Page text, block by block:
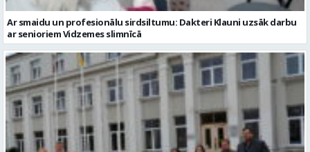
Ar smaidu un profesionālu sirdsiltumu: Dakteri Klauni uzsāk darbu
ar senioriem Vidzemes slimnīcā